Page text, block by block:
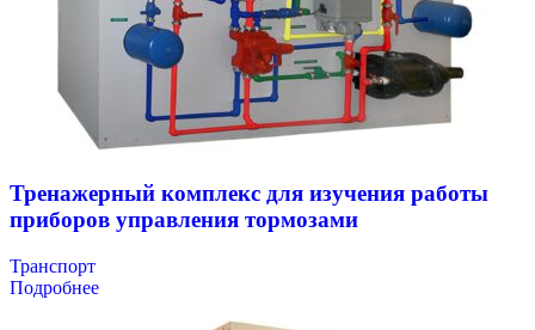
Тренажерный комплекс для изучения работы
приборов управления тормозами
Транспорт
Подробнее